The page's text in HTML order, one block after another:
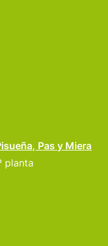
Pas y Miera
planta